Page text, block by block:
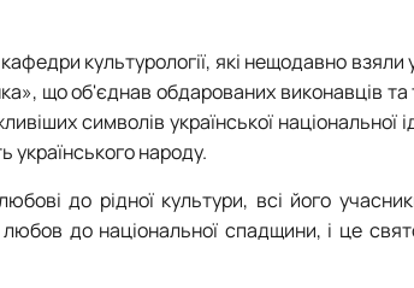
культурології, які нещодавно
що об'єднав обдарованих виконавців та
символів української національної
українського народу.
до рідної культури, всі його
до національної спадщини, і це